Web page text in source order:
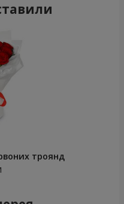
троянд